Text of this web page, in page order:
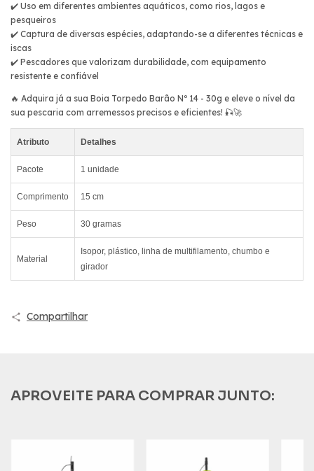
✔️ Uso em diferentes ambientes aquáticos, como rios, lagos e
pesqueiros
✔️ Captura de diversas espécies, adaptando-se a diferentes técnicas e
iscas
✔️ Pescadores que valorizam durabilidade, com equipamento
resistente e confiável
🔥 Adquira já a sua Boia Torpedo Barão Nº 14 - 30g e eleve o nível da
sua pescaria com arremessos precisos e eficientes! 🎣🚀
Atributo Detalhes
Pacote 1 unidade
Comprimento 15 cm
Peso 30 gramas
Material
Isopor, plástico, linha de multifilamento, chumbo e
girador
Compartilhar
APROVEITE PARA COMPRAR JUNTO: